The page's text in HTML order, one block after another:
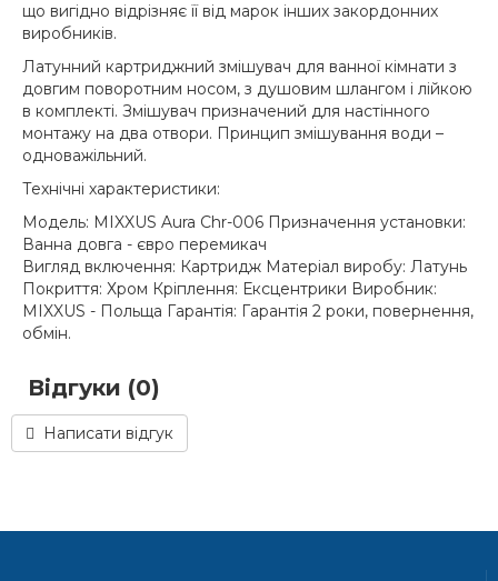
що вигідно відрізняє її від марок інших закордонних
виробників.
Латунний картриджний змішувач для ванної кімнати з
довгим поворотним носом, з душовим шлангом і лійкою
в комплекті. Змішувач призначений для настінного
монтажу на два отвори. Принцип змішування води –
одноважільний.
Технічні характеристики:
Модель: MIXXUS Aura Chr-006 Призначення установки:
Ванна довга - євро перемикач
Вигляд включення: Картридж Матеріал виробу: Латунь
Покриття: Хром Кріплення: Ексцентрики Виробник:
MIXXUS - Польща Гарантія: Гарантія 2 роки, повернення,
обмін.
Відгуки (0)
Написати відгук